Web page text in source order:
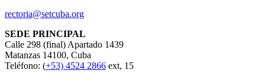
rectoria@setcuba.org
SEDE PRINCIPAL
Calle 298 (final) Apartado 1439
Matanzas 14100, Cuba
Teléfono: (+53) 4524 2866 ext, 15